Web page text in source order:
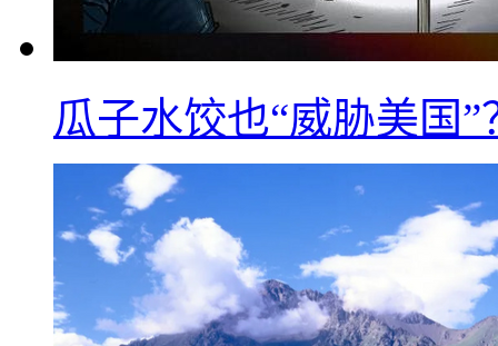
瓜子水饺也“威胁美国”